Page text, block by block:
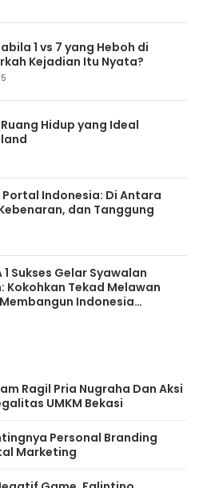
1 vs 7 yang Heboh di
Kejadian Itu Nyata?
Hidup yang Ideal
Portal Indonesia: Di Antara
dan Tanggung
1 Sukses Gelar Syawalan
Kokohkan Tekad Melawan
Indonesia
Ragil Pria Nugraha Dan Aksi
UMKM Bekasi
Personal Branding
Marketing